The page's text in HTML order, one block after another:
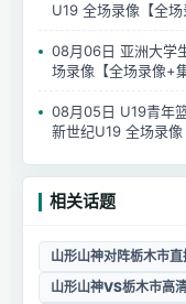
U19 全场录像【全场
08月06日 亚洲大学
场录像【全场录像+集
08月05日 U19青年
新世纪U19 全场录像
相关话题
山形山神对阵栃木市直
山形山神VS栃木市高